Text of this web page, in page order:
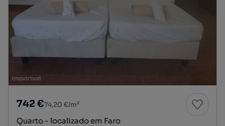
742 €74,20 €/m²
Quarto - localizado em Faro